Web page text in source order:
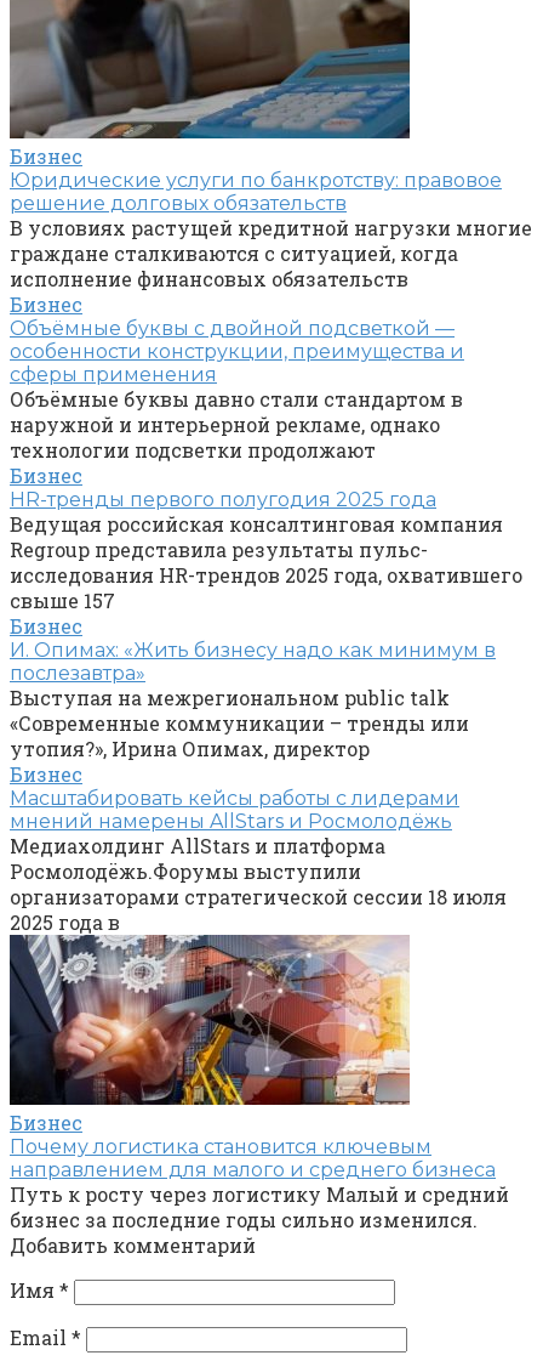
Бизнес
Юридические услуги по банкротству: правовое
решение долговых обязательств
В условиях растущей кредитной нагрузки многие
граждане сталкиваются с ситуацией, когда
исполнение финансовых обязательств
Бизнес
Объёмные буквы с двойной подсветкой —
особенности конструкции, преимущества и
сферы применения
Объёмные буквы давно стали стандартом в
наружной и интерьерной рекламе, однако
технологии подсветки продолжают
Бизнес
HR-тренды первого полугодия 2025 года
Ведущая российская консалтинговая компания
Regroup представила результаты пульс-
исследования HR-трендов 2025 года, охватившего
свыше 157
Бизнес
И. Опимах: «Жить бизнесу надо как минимум в
послезавтра»
Выступая на межрегиональном public talk
«Современные коммуникации – тренды или
утопия?», Ирина Опимах, директор
Бизнес
Масштабировать кейсы работы с лидерами
мнений намерены AllStars и Росмолодёжь
Медиахолдинг AllStars и платформа
Росмолодёжь.Форумы выступили
организаторами стратегической сессии 18 июля
2025 года в
Бизнес
Почему логистика становится ключевым
направлением для малого и среднего бизнеса
Путь к росту через логистику Малый и средний
бизнес за последние годы сильно изменился.
Добавить комментарий
Имя *
Email *